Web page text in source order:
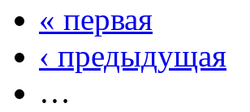
« первая
‹ предыдущая
…